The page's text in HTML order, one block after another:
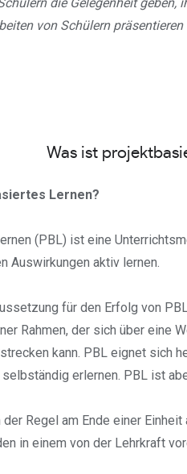
von Schülern präsentieren
Was ist
Lernen?
(PBL) ist eine
Auswirkungen aktiv lernen.
für den Erfolg von
Rahmen, der sich über eine
kann. PBL eignet sich
erlernen. PBL ist
Regel am Ende einer
in einem von der Lehrkraft